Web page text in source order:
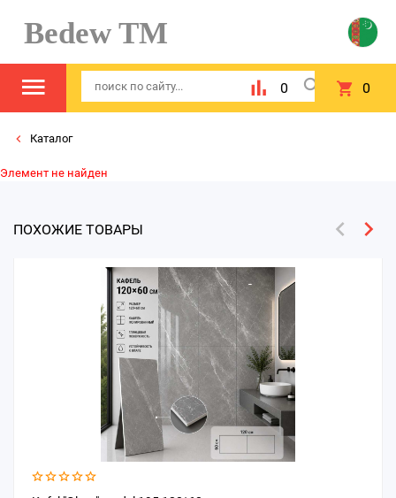
Bedew TM
0 0
Каталог
Элемент не найден
ПОХОЖИЕ ТОВАРЫ